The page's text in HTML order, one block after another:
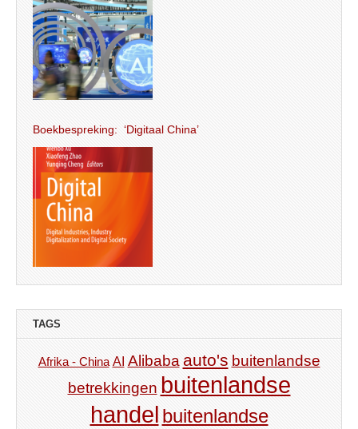
Boekbespreking: ‘Digitaal China’
TAGS
Afrika - China AI Alibaba auto's buitenlandse
betrekkingen buitenlandse
handel buitenlandse